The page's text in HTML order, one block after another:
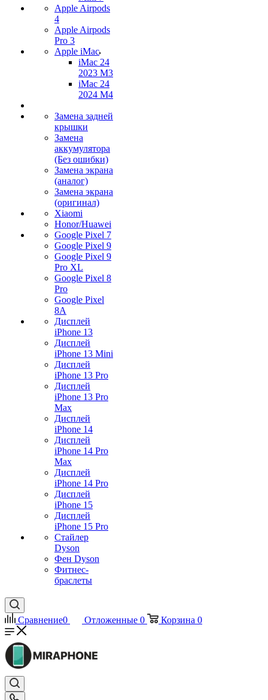
Apple Airpods
4
Apple Airpods
Pro 3
Apple iMac
iMac 24
2023 M3
iMac 24
2024 M4
Замена задней
крышки
Замена
аккумулятора
(Без ошибки)
Замена экрана
(аналог)
Замена экрана
(оригинал)
Xiaomi
Honor/Huawei
Google Pixel 7
Google Pixel 9
Google Pixel 9
Pro XL
Google Pixel 8
Pro
Google Pixel
8A
Дисплей
iPhone 13
Дисплей
iPhone 13 Mini
Дисплей
iPhone 13 Pro
Дисплей
iPhone 13 Pro
Max
Дисплей
iPhone 14
Дисплей
iPhone 14 Pro
Max
Дисплей
iPhone 14 Pro
Дисплей
iPhone 15
Дисплей
iPhone 15 Pro
Стайлер
Dyson
Фен Dyson
Фитнес-
браслеты
Сравнение0 Отложенные 0 Корзина 0